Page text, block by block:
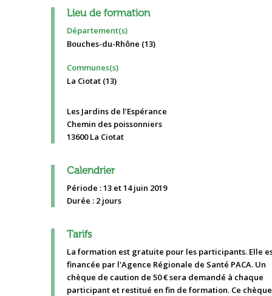
Lieu de formation
Département(s)
Bouches-du-Rhône (13)
Communes(s)
La Ciotat (13)
Les Jardins de l’Espérance
Chemin des poissonniers
13600 La Ciotat
Calendrier
Période : 13 et 14 juin 2019
Durée : 2 jours
Tarifs
La formation est gratuite pour les participants. Elle
financée par l'Agence Régionale de Santé PACA. Un
chèque de caution de 50 € sera demandé à chaque
participant et restitué en fin de formation. Ce chèque